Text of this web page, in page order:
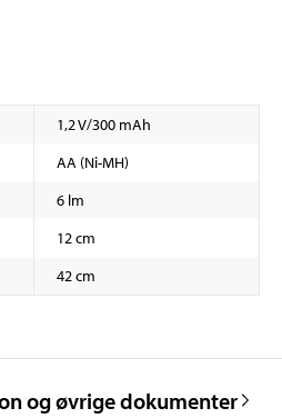
1,2 V/300 mAh
AA (Ni-MH)
6 lm
12 cm
42 cm
og øvrige dokumenter